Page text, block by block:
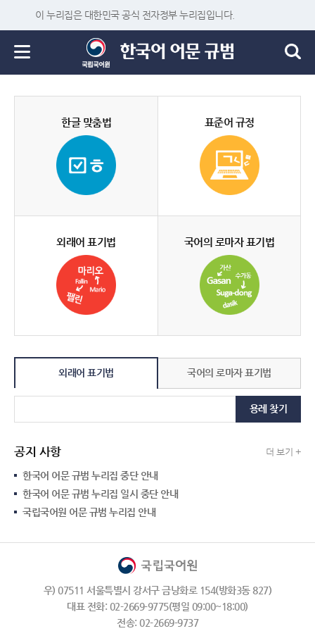
이 누리집은 대한민국 공식 전자정부 누리집입니다.
한글 맞춤법 표준어 규정
외래어 표기법 국어의 로마자 표기법
외래어 표기법 국어의 로마자 표기법
용례 찾기
공지 사항 더 보기 +
한국어 어문 규범 누리집 중단 안내
한국어 어문 규범 누리집 일시 중단 안내
국립국어원 어문 규범 누리집 안내
우) 07511 서울특별시 강서구 금낭화로 154(방화3동 827)
대표 전화: 02-2669-9775(평일 09:00~18:00)
전송: 02-2669-9737